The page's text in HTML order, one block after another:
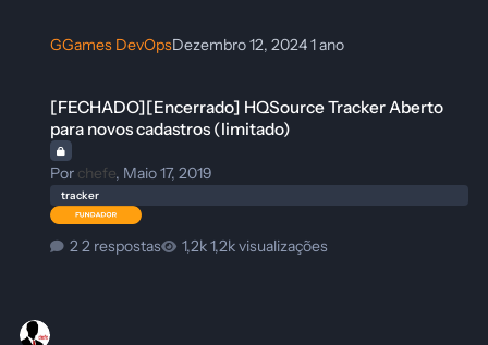
GGames DevOpsDezembro 12, 20241 ano
[FECHADO][Encerrado] HQSource Tracker Aberto
para novos cadastros (limitado)
Por chefe, Maio 17, 2019
tracker
2 respostas 1,2k visualizações